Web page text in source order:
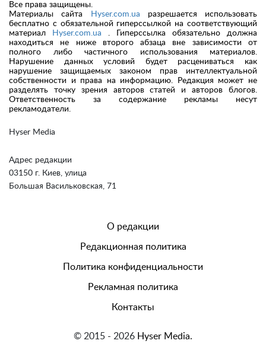
Hyser Media
Адрес редакции
03150 г. Киев, улица
Большая Васильковская, 71
Все права защищены.
Материалы сайта
Hyser.com.ua разрешается использовать
бесплатно с обязательной гиперссылкой на соответствующий
материал
Hyser.com.ua . Гиперссылка обязательно должна
находиться не ниже второго абзаца вне зависимости от
полного либо частичного использования материалов.
Нарушение данных условий будет расцениваться как
нарушение защищаемых законом прав интеллектуальной
собственности и права на информацию. Редакция может не
разделять точку зрения авторов статей и авторов блогов.
Ответственность за содержание рекламы несут
рекламодатели.
О редакции
Редакционная политика
Политика конфиденциальности
Рекламная политика
Контакты
© 2015 - 2026 Hyser Media.